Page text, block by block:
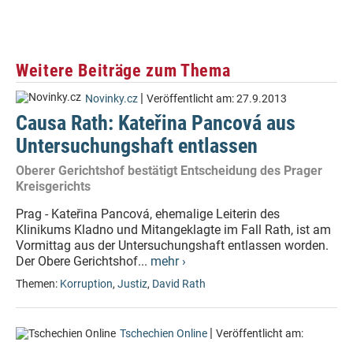
Weitere Beiträge zum Thema
Novinky.cz | Veröffentlicht am:27.9.2013
Causa Rath: Kateřina Pancová aus
Untersuchungshaft entlassen
Oberer Gerichtshof bestätigt Entscheidung des Prager
Kreisgerichts
Prag - Kateřina Pancová, ehemalige Leiterin des
Klinikums Kladno und Mitangeklagte im Fall Rath, ist am
Vormittag aus der Untersuchungshaft entlassen worden.
Der Obere Gerichtshof... mehr ›
Themen: Korruption, Justiz, David Rath
Tschechien Online | Veröffentlicht am: